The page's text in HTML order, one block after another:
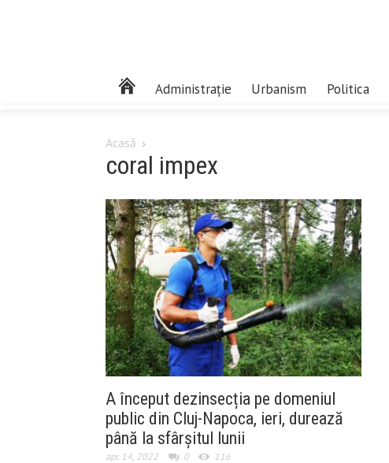
Administrație Urbanism Politica
Acasă
coral impex
A început dezinsecția pe domeniul
public din Cluj-Napoca, ieri, durează
până la sfârșitul lunii
apr. 14, 2022 0 116